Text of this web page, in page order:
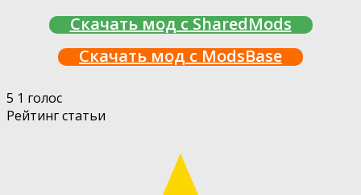
Скачать мод с SharedMods
Скачать мод с ModsBase
5 1 голос
Рейтинг статьи